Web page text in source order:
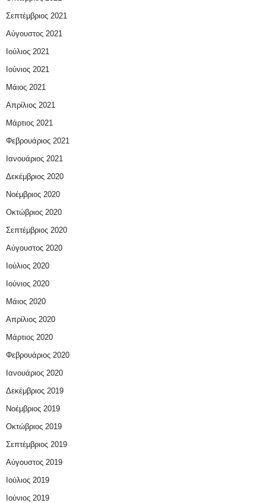
Σεπτέμβριος 2021
Αύγουστος 2021
Ιούλιος 2021
Ιούνιος 2021
Μάιος 2021
Απρίλιος 2021
Μάρτιος 2021
Φεβρουάριος 2021
Ιανουάριος 2021
Δεκέμβριος 2020
Νοέμβριος 2020
Οκτώβριος 2020
Σεπτέμβριος 2020
Αύγουστος 2020
Ιούλιος 2020
Ιούνιος 2020
Μάιος 2020
Απρίλιος 2020
Μάρτιος 2020
Φεβρουάριος 2020
Ιανουάριος 2020
Δεκέμβριος 2019
Νοέμβριος 2019
Οκτώβριος 2019
Σεπτέμβριος 2019
Αύγουστος 2019
Ιούλιος 2019
Ιούνιος 2019